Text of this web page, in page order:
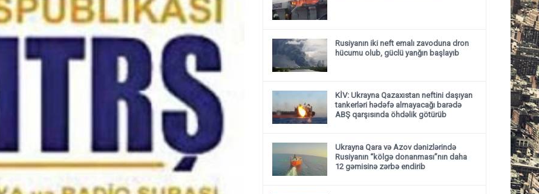
Rusiyanın iki neft emalı zavoduna dron
hücumu olub, güclü yanğın başlayıb
KİV: Ukrayna Qazaxıstan neftini daşıyan
tankerləri hədəfə almayacağı barədə
ABŞ qarşısında öhdəlik götürüb
Ukrayna Qara və Azov dənizlərində
Rusiyanın “kölgə donanması”nın daha
12 gəmisinə zərbə endirib